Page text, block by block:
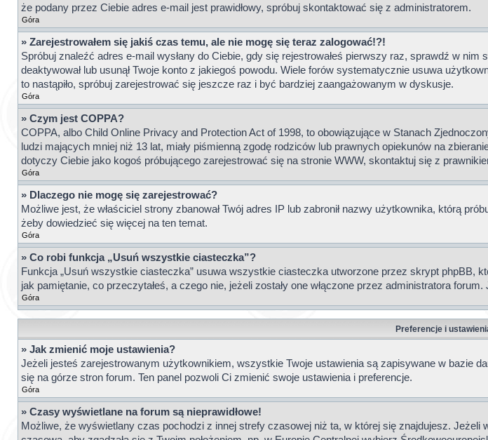
że podany przez Ciebie adres e-mail jest prawidłowy, spróbuj skontaktować się z administratorem.
Góra
» Zarejestrowałem się jakiś czas temu, ale nie mogę się teraz zalogować!?!
Spróbuj znaleźć adres e-mail wysłany do Ciebie, gdy się rejestrowałeś pierwszy raz, sprawdź w
deaktywował lub usunął Twoje konto z jakiegoś powodu. Wiele forów systematycznie usuwa
to nastąpiło, spróbuj zarejestrować się jeszcze raz i być bardziej zaangażowanym w dyskusje.
Góra
» Czym jest COPPA?
COPPA, albo Child Online Privacy and Protection Act of 1998, to obowiązujące w Stanach
ludzi mających mniej niż 13 lat, miały piśmienną zgodę rodziców lub prawnych opiekunów na
dotyczy Ciebie jako kogoś próbującego zarejestrować się na stronie WWW, skontaktuj się z
Góra
» Dlaczego nie mogę się zarejestrować?
Możliwe jest, że właściciel strony zbanował Twój adres IP lub zabronił nazwy użytkownika, którą
żeby dowiedzieć się więcej na ten temat.
Góra
» Co robi funkcja „Usuń wszystkie ciasteczka”?
Funkcja „Usuń wszystkie ciasteczka” usuwa wszystkie ciasteczka utworzone przez skrypt phpBB,
jak pamiętanie, co przeczytałeś, a czego nie, jeżeli zostały one włączone przez administratora
Góra
Preferencje i
» Jak zmienić moje ustawienia?
Jeżeli jesteś zarejestrowanym użytkownikiem, wszystkie Twoje ustawienia są zapisywane w bazie
się na górze stron forum. Ten panel pozwoli Ci zmienić swoje ustawienia i preferencje.
Góra
» Czasy wyświetlane na forum są nieprawidłowe!
Możliwe, że wyświetlany czas pochodzi z innej strefy czasowej niż ta, w której się znajdujesz.